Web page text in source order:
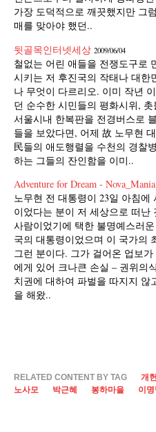
가장 도덕적으로 깨끗했지만 그
매를 맞아야 했던..
뒷골목인터넷세상 2009/06/04
철없는 어린 애들을 전쟁도구로
시키는 저 후진국의 작태나 대한
나 무엇이 다르리오. 이미 작년
던 순수한 시민들의 평화시위,
서울시내 한복판을 전경버스로
들을 보았다면, 어제 故 노무현
民들의 애도행렬을 수천의 경찰
하는 그들의 잔인함을 이미..
Adventure for Dream -
노무현 전 대통령이 23일 아침
이었다는 분이 저 세상으로 떠난
사람이었기에 택한 불명예스러
국의 대통령이었으며 이 국가의
그런 분이다. 그가 걸어온 업보
에게 있어 크나큰 손실 – 권위의
치권에 대하여 파벌을 따지지 않
을 해왔..
RELATED CONTENT BY TAG 개헌
노사모
박근혜 봉하마을 이